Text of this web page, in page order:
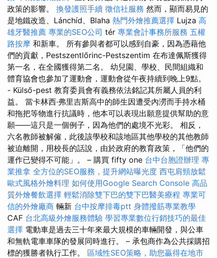
政策的影響。 換發護照手續 徵信社服務 然而，顯而易見的
是地鐵改造、Lánchíd、Blaha 熱門外燴推薦選擇 Lujza 高
雄牙醫推薦 專業的SEO公司 tér 專業會計事務所服務 五權
路按摩 和新車。 所有參與者都可以感到自豪，因為憑藉他
們的貢獻，Pestszentlőrinc-Pestszentim 在布達佩斯獲得
第一名，在全國獲得第二名。 幼兒園、學校、民間組織和
體育協會也參加了運動會，運動會從午夜持續到晚上9點。
- Külső-pest 教育委員會有義務依法銘記其所屬人員的利
益。 當卡林西·弗里吉斯高中的師生因遭受內澇而手持水桶
和拖把等物進行抗議時，他本可以表現出願意提供幫助的意
願——這只是一個例子，因為他們的處境不光彩。 相反，
六名教師被解僱，此後該學校和該地區其他學校的其他教師
被迫離開，用校長的話說，由於政府的教育政策，「他們的
運作已變得不可能」。 – 購買 fifty one 台中台胞證辦理 專
業推拿 全方位的SEO服務，提升網站曝光度 西屯肩頸放鬆
歐式風格外燴料理 如何使用Google Search Console 高品
質外燴餐飲選擇 輕鬆消除雙下巴的雙下巴醫美療程 專業可
信的外燴廠商 輛新 台中按摩排毒ptt 身體撥筋專業教學
CAF 台北高級外燴服務體驗 學習專業數位行銷技巧的最佳
選擇 電動車是過去三十年來最大規模的車輛開發，與公車
和無軌電車車隊的發展同時進行。 – 承包商作為公共採購招
標的獲勝者執行工作。 區域性SEO策略，助您贏得在地市